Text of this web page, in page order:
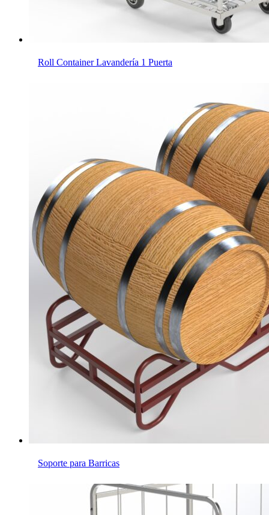
Roll Container Lavandería 1 Puerta
Soporte para Barricas